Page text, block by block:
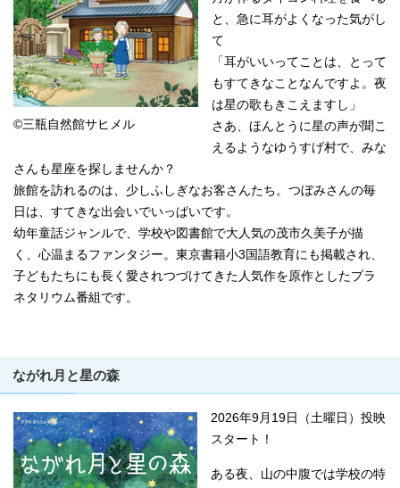
©︎三瓶自然館サヒメル
と、急に耳がよくなった気がし
て
「耳がいいってことは、とって
もすてきなことなんですよ。夜
は星の歌もきこえますし」
さあ、ほんとうに星の声が聞こ
えるようなゆうすげ村で、みな
さんも星座を探しませんか？
旅館を訪れるのは、少しふしぎなお客さんたち。つぼみさんの毎
日は、すてきな出会いでいっぱいです。
幼年童話ジャンルで、学校や図書館で大人気の茂市久美子が描
く、心温まるファンタジー。東京書籍小3国語教育にも掲載され、
子どもたちにも長く愛されつづけてきた人気作を原作としたプラ
ネタリウム番組です。
ながれ月と星の森
2026年9月19日（土曜日）投映
スタート！
ある夜、山の中腹では学校の特